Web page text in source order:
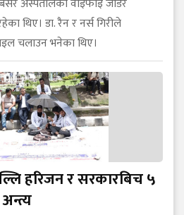
अस्पतालको वाइफाइ जोडेर
थिए। डा. रैन र नर्स गिरीले
चलाउन भनेका थिए।
हरिजन र सरकारबिच ५